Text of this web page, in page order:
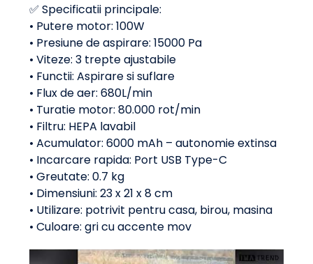
✅ Specificatii principale:
• Putere motor: 100W
• Presiune de aspirare: 15000 Pa
• Viteze: 3 trepte ajustabile
• Functii: Aspirare si suflare
• Flux de aer: 680L/min
• Turatie motor: 80.000 rot/min
• Filtru: HEPA lavabil
• Acumulator: 6000 mAh – autonomie extinsa
• Incarcare rapida: Port USB Type-C
• Greutate: 0.7 kg
• Dimensiuni: 23 x 21 x 8 cm
• Utilizare: potrivit pentru casa, birou, masina
• Culoare: gri cu accente mov